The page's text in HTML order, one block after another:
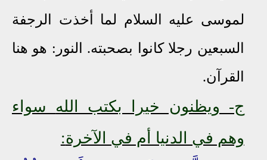
لموسى عليه السلام لما أخذت الرجفة
السبعين رجلا كانوا بصحبته. النور: هو هنا
القرآن.
ج- ويظنون خيرا بكتب الله سواء
وهم في الدنيا أم في الآخرة: